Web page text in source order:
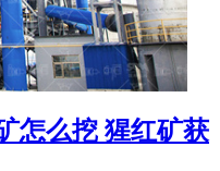
怎么挖 猩红矿获